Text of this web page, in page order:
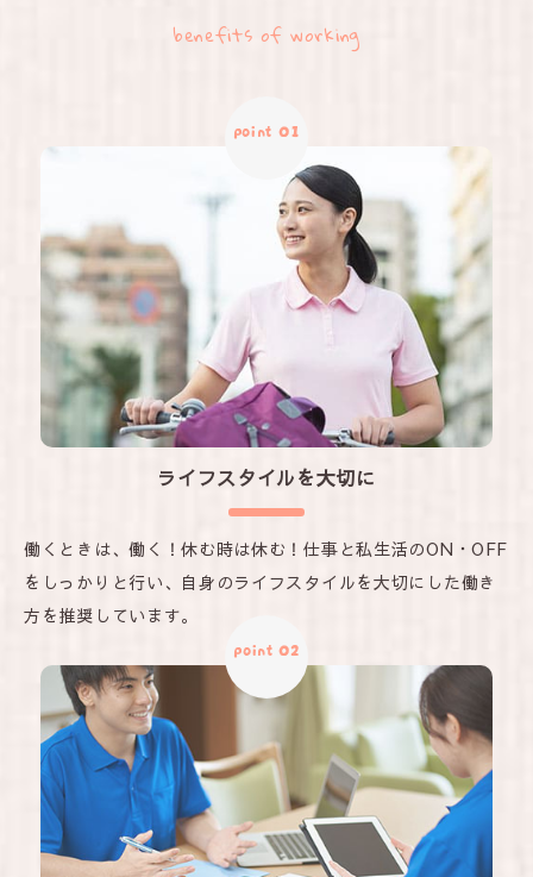
benefits of working
point 01
ライフスタイルを大切に
働くときは、働く！休む時は休む！仕事と私生活のON・OFF
をしっかりと行い、自身のライフスタイルを大切にした働き
方を推奨しています。
point 02